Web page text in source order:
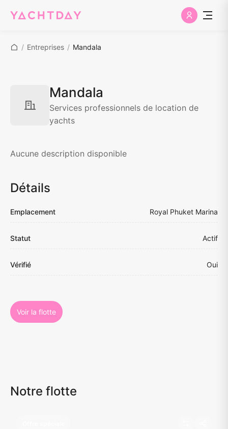
/ Entreprises / Mandala
Mandala
Services professionnels de location de
yachts
Aucune description disponible
Détails
Emplacement Royal Phuket Marina
Statut Actif
Vérifié Oui
Voir la flotte
Notre flotte